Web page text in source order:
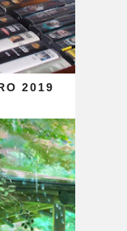
2019